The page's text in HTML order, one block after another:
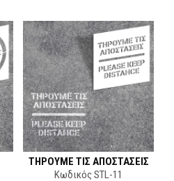
ΤΗΡΟΥΜΕ ΤΙΣ ΑΠΟΣΤΑΣΕΙΣ
Κωδικός STL-11